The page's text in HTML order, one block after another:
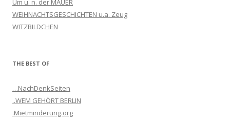
Um u. n. der MAUER
WEIHNACHTSGESCHICHTEN u.a. Zeug
WITZBILDCHEN
THE BEST OF
…NachDenkSeiten
..WEM GEHÖRT BERLIN
.Mietminderung.org